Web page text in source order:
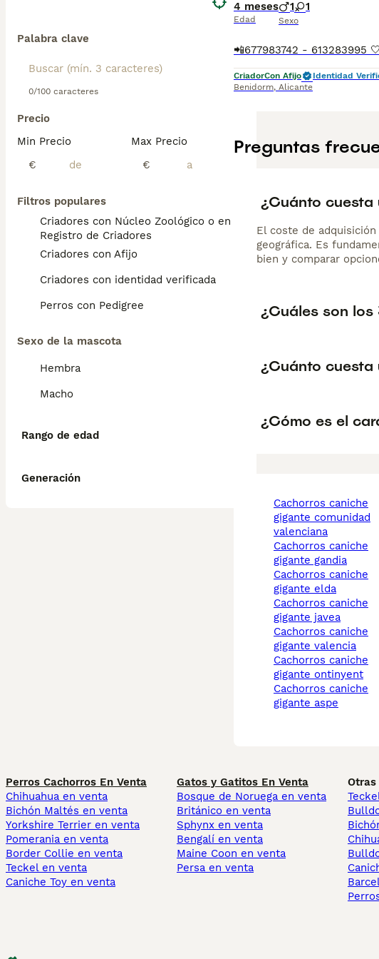
Palabra clave
0/100 caracteres
Precio
Min Precio
€
Max Precio
€
Filtros populares
Criadores con Núcleo Zoológico o en el
Registro de Criadores
Criadores con Afijo
Criadores con identidad verificada
Perros con Pedigree
Sexo de la mascota
Hembra
Macho
Rango de edad
Generación
4 meses
Edad
1 1
Sexo
CriadorCon Afijo
Identidad
Benidorm, Alicante
Preguntas
¿Cuánto
El coste de
geográfica. Es
bien y comparar
¿Cuáles son
¿Cuánto cuesta
¿Cómo es el
cachorros caniche
gigante comunidad
valenciana
cachorros caniche
gigante gandia
cachorros caniche
gigante elda
cachorros caniche
gigante javea
cachorros caniche
gigante valencia
cachorros caniche
gigante ontinyent
cachorros caniche
gigante aspe
Perros Cachorros En Venta
Chihuahua en venta
Bichón Maltés en venta
Yorkshire Terrier en venta
Pomerania en venta
Border Collie en venta
Teckel en venta
Caniche Toy en venta
Gatos y Gatitos En Venta
Bosque de Noruega en venta
Británico en venta
Sphynx en venta
Bengalí en venta
Maine Coon en venta
Persa en venta
Otras